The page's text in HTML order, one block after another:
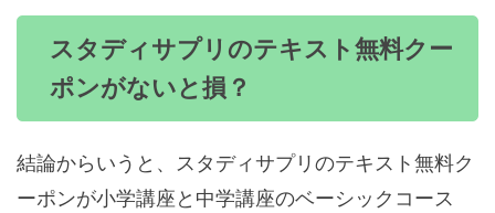
スタディサプリのテキスト無料クー
ポンがないと損？
結論からいうと、スタディサプリのテキスト無料ク
ーポンが小学講座と中学講座のベーシックコース